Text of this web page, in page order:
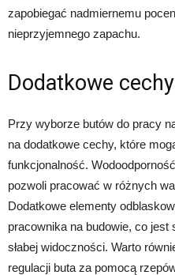
zapobiegać nadmiernemu
nieprzyjemnego zapachu.
Dodatkowe cechy
Przy wyborze butów do pracy
na dodatkowe cechy, które
funkcjonalność.
pozwoli pracować w różnych
Dodatkowe elementy
pracownika na budowie, co
słabej widoczności. Warto
regulacji buta za pomocą